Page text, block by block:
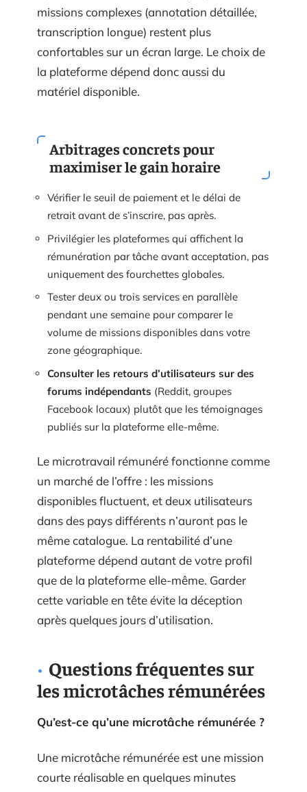
missions complexes (annotation détaillée,
transcription longue) restent plus
confortables sur un écran large. Le choix de
la plateforme dépend donc aussi du
matériel disponible.
Arbitrages concrets pour
maximiser le gain horaire
Vérifier le seuil de paiement et le délai de
retrait avant de s’inscrire, pas après.
Privilégier les plateformes qui affichent la
rémunération par tâche avant acceptation, pas
uniquement des fourchettes globales.
Tester deux ou trois services en parallèle
pendant une semaine pour comparer le
volume de missions disponibles dans votre
zone géographique.
Consulter les retours d’utilisateurs sur des
forums indépendants (Reddit, groupes
Facebook locaux) plutôt que les témoignages
publiés sur la plateforme elle-même.
Le microtravail rémunéré fonctionne comme
un marché de l’offre : les missions
disponibles fluctuent, et deux utilisateurs
dans des pays différents n’auront pas le
même catalogue. La rentabilité d’une
plateforme dépend autant de votre profil
que de la plateforme elle-même. Garder
cette variable en tête évite la déception
après quelques jours d’utilisation.
Questions fréquentes sur
les microtâches rémunérées
Qu’est-ce qu’une microtâche rémunérée ?
Une microtâche rémunérée est une mission
courte réalisable en quelques minutes